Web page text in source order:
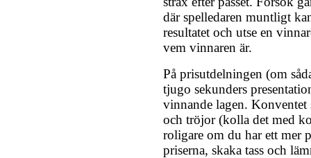
där spelledaren muntligt
resultatet och utse en
vem vinnaren är.
På prisutdelningen (om
tjugo sekunders
vinnande lagen.
och tröjor (kolla det med
roligare om du har ett mer
priserna, skaka tass och